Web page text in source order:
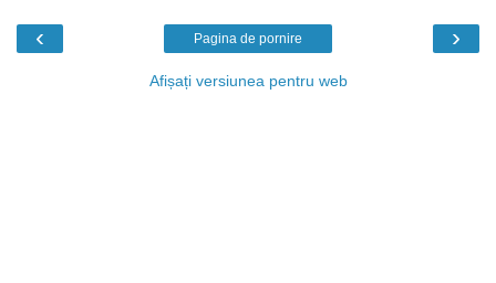
‹ ›
Pagina de pornire
Afișați versiunea pentru web